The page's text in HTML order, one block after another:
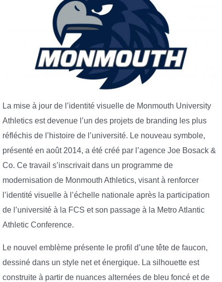
La mise à jour de l’identité visuelle de Monmouth University
Athletics est devenue l’un des projets de branding les plus
réfléchis de l’histoire de l’université. Le nouveau symbole,
présenté en août 2014, a été créé par l’agence Joe Bosack &
Co. Ce travail s’inscrivait dans un programme de
modernisation de Monmouth Athletics, visant à renforcer
l’identité visuelle à l’échelle nationale après la participation
de l’université à la FCS et son passage à la Metro Atlantic
Athletic Conference.
Le nouvel emblème présente le profil d’une tête de faucon,
dessiné dans un style net et énergique. La silhouette est
construite à partir de nuances alternées de bleu foncé et de